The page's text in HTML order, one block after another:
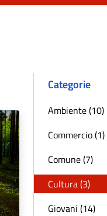
Categorie
Ambiente (10)
Commercio (1)
Comune (7)
Cultura (3)
Giovani (14)